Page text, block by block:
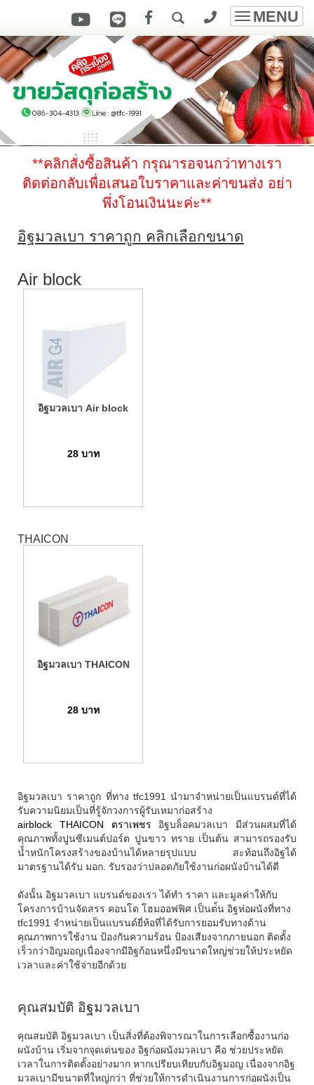
Toggle
MENU
**คลิกสั่งซื้อสินค้า กรุณารอจนกว่าทางเรา
ติดต่อกลับเพื่อเสนอใบราคาและค่าขนส่ง อย่า
พึ่งโอนเงินนะค่ะ**
อิฐมวลเบา ราคาถูก คลิกเลือกขนาด
Air block
อิฐมวลเบา Air block
28 บาท
THAICON
อิฐมวลเบา THAICON
28 บาท
อิฐมวลเบา ราคาถูก ที่ทาง tfc1991 นำมาจำหน่ายเป็นแบรนด์ที่ได้
รับความนิยมเป็นที่รู้จักวงการผู้รับเหมาก่อสร้าง
airblock
THAICON ตราเพชร อิฐบล็อคมวลเบา มีส่วนผสมที่ได้
คุณภาพทั้งปูนซีเมนต์ปอร์ต ปูนขาว ทราย เป็นต้น สามารถรองรับ
น้ำหนักโครงสร้างของบ้านได้หลายรุปแบบ สะท้อนถึงอิฐได้
มาตรฐานได้รับ มอก. รับรองว่าปลอดภัยใช้งานก่อผนังบ้านได้ดี
ดังนั้น อิฐมวลเบา แบรนด์ของเรา ได้ทำ ราคา และมูลค่าให้กับ
โครงการบ้านจัดสรร คอนโด โฮมออฟฟิศ เป็นต่้น อิฐห่อผนังที่ทาง
tfc1991 จำหน่ายเป็นแบรนด์ยี่ห้อที่ได้รับการยอมรับทางด้าน
คุณภาพการใช้งาน ป้องกันความร้อน ป้องเสียงจากภายนอก ติดตั้ง
เร็วกว่าอิญมอญเนื่องจากมีอิฐก้อนหนึ่งมีขนาดใหญ่ช่วยให้ประหยัด
เวลาและค่าใช้จ่ายอีกด้วย
คุณสมบัติ อิฐมวลเบา
คุณสมบัติ อิฐมวลเบา เป็นสิ่งที่ต้องพิจารณาในการเลือกซื้องานก่อ
ผนังบ้าน เริ่มจากจุดเด่นของ อิฐก่อผนังมวลเบา คือ ช่วยประหยัด
เวลาในการติดตั้งอย่างมาก หากเปรียบเทียบกับอิฐมอญ เนื่องจากอิฐ
มวลเบามีขนาดที่ใหญ่กว่า ที่ช่วยให้การดำเนินงานการก่อผนังเป็น